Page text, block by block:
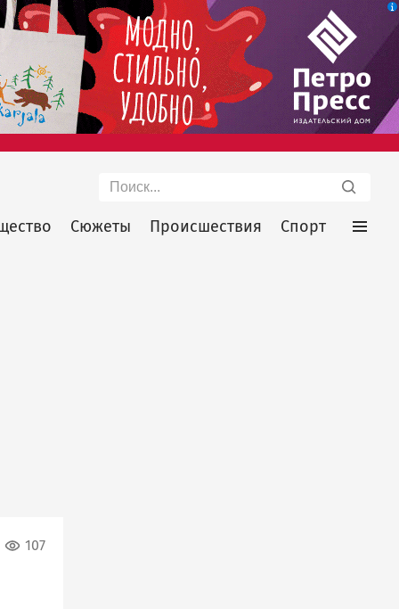
Поиск
Сюжеты Происшествия Спорт
107